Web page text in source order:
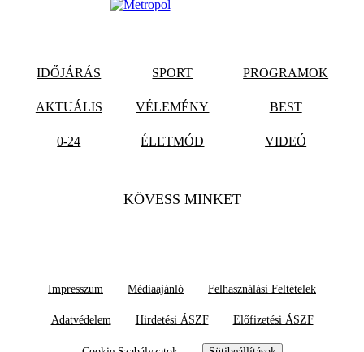
IDŐJÁRÁS SPORT PROGRAMOK
AKTUÁLIS VÉLEMÉNY BEST
0-24 ÉLETMÓD VIDEÓ
KÖVESS MINKET
Impresszum Médiaajánló Felhasználási Feltételek
Adatvédelem Hirdetési ÁSZF Előfizetési ÁSZF